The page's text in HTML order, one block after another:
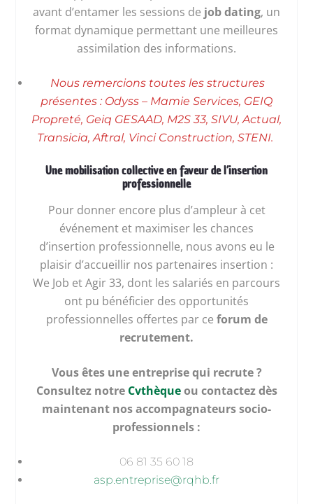
avant d’entamer les sessions de job dating, un
format dynamique permettant une meilleures
assimilation des informations.
Nous remercions toutes les structures
présentes : Odyss – Mamie Services, GEIQ
Propreté, Geiq GESAAD, M2S 33, SIVU, Actual,
Transicia, Aftral, Vinci Construction, STENI.
Une mobilisation collective en faveur de l’insertion
professionnelle
Pour donner encore plus d’ampleur à cet
événement et maximiser les chances
d’insertion professionnelle, nous avons eu le
plaisir d’accueillir nos partenaires insertion :
We Job et Agir 33, dont les salariés en parcours
ont pu bénéficier des opportunités
professionnelles offertes par ce forum de
recrutement.
Vous êtes une entreprise qui recrute ?
Consultez notre Cvthèqueou contactez dès
maintenant nos accompagnateurs socio-
professionnels :
06 81 35 60 18
asp.entreprise@rqhb.fr